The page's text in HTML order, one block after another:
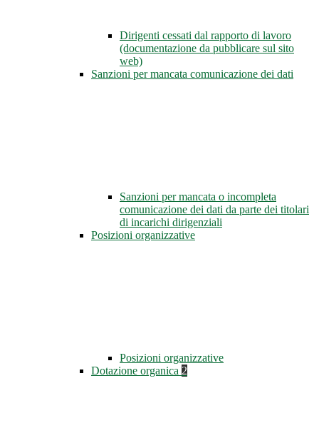
Dirigenti cessati dal rapporto di lavoro
(documentazione da pubblicare sul sito
web)
Sanzioni per mancata comunicazione dei dati
Sanzioni per mancata o incompleta
comunicazione dei dati da parte dei titolari
di incarichi dirigenziali
Posizioni organizzative
Posizioni organizzative
Dotazione organica 2